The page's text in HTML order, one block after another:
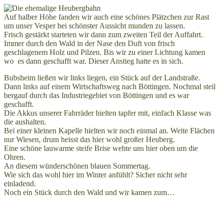
Auf halber Höhe fanden wir auch eine schönes Plätzchen zur Rast
um unser Vesper bei schönster Aussicht munden zu lassen.
Frisch gestärkt starteten wir dann zum zweiten Teil der Auffahrt.
Immer durch den Wald in der Nase den Duft von frisch
geschlagenem Holz und Pilzen. Bis wir zu einer Lichtung kamen
wo es dann geschafft war. Dieser Anstieg hatte es in sich.
Bubsheim ließen wir links liegen, ein Stück auf der Landstraße.
Dann links auf einem Wirtschaftsweg nach Böttingen. Nochmal steil
bergauf durch das Industriegebiet von Böttingen und es war
geschafft.
Die Akkus unserer Fahrräder hielten tapfer mit, einfach Klasse was
die aushalten.
Bei einer kleinen Kapelle hielten wir noch einmal an. Weite Flächen
nur Wiesen, drum heisst das hier wohl großer Heuberg.
Eine schöne lauwarme steife Brise wehte uns hier oben um die
Ohren.
An diesem wünderschönen blauen Sommertag.
Wie sich das wohl hier im Winter anfühlt? Sicher nicht sehr
einladend.
Noch ein Stück durch den Wald und wir kamen zum…